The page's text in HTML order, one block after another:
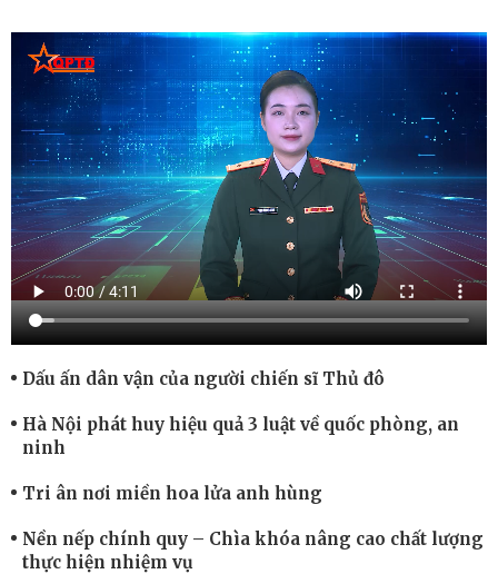
Dấu ấn dân vận của người chiến sĩ Thủ đô
Hà Nội phát huy hiệu quả 3 luật về quốc phòng, an
ninh
Tri ân nơi miền hoa lửa anh hùng
Nền nếp chính quy – Chìa khóa nâng cao chất lượng
thực hiện nhiệm vụ